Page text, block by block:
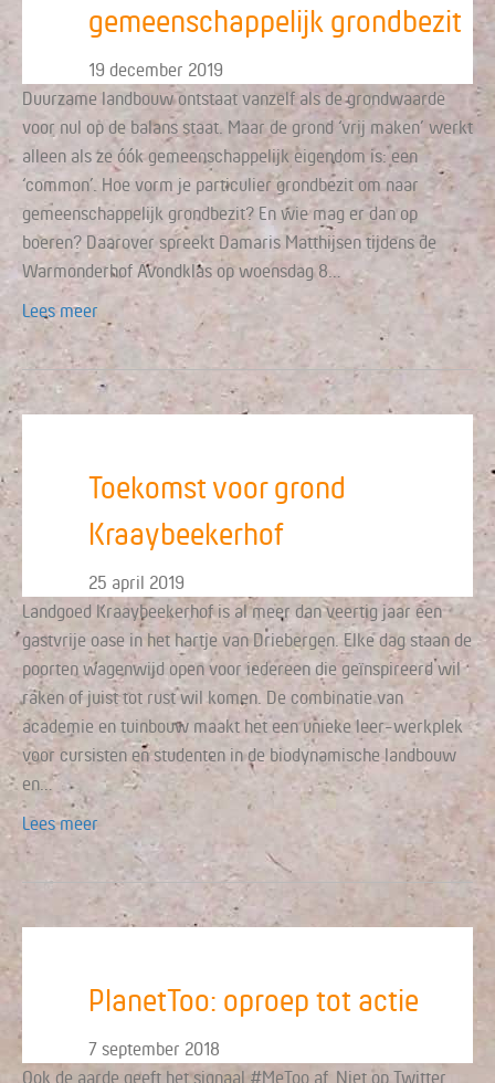
gemeenschappelijk grondbezit
19 december 2019
Duurzame landbouw ontstaat vanzelf als de grondwaarde
voor nul op de balans staat. Maar de grond ‘vrij maken’ werkt
alleen als ze óók gemeenschappelijk eigendom is: een
‘common’. Hoe vorm je particulier grondbezit om naar
gemeenschappelijk grondbezit? En wie mag er dan op
boeren? Daarover spreekt Damaris Matthijsen tijdens de
Warmonderhof Avondklas op woensdag 8…
Lees meer
Toekomst voor grond
Kraaybeekerhof
25 april 2019
Landgoed Kraaybeekerhof is al meer dan veertig jaar een
gastvrije oase in het hartje van Driebergen. Elke dag staan de
poorten wagenwijd open voor iedereen die geïnspireerd wil
raken of juist tot rust wil komen. De combinatie van
academie en tuinbouw maakt het een unieke leer-werkplek
voor cursisten en studenten in de biodynamische landbouw
en…
Lees meer
PlanetToo: oproep tot actie
7 september 2018
Ook de aarde geeft het signaal #MeToo af. Niet op Twitter,